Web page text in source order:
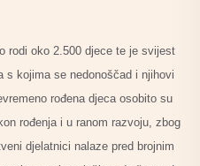
rodi oko 2.500 djece te je svijest
s kojima se nedonoščad i njihovi
rođena djeca osobito su
rođenja i u ranom razvoju, zbog
djelatnici nalaze pred brojnim